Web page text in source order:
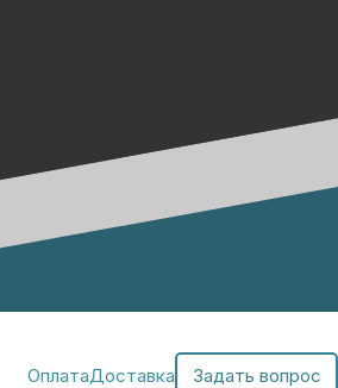
ОплатаДоставка Задать вопрос